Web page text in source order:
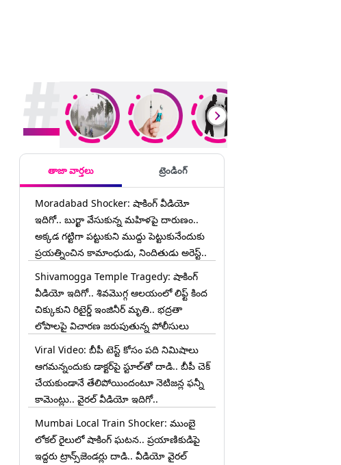
తాజా వార్తలు ట్రెండింగ్
Moradabad Shocker: షాకింగ్ వీడియో
ఇదిగో.. బుర్ఖా వేసుకున్న మహిళపై దారుణం..
అక్కడ గట్టిగా పట్టుకుని ముద్దు పెట్టుకునేందుకు
ప్రయత్నించిన కామాంధుడు, నిందితుడు అరెస్ట్..
Shivamogga Temple Tragedy: షాకింగ్
వీడియో ఇదిగో.. శివమొగ్గ ఆలయంలో లిఫ్ట్ కింద
చిక్కుకుని రిటైర్డ్ ఇంజినీర్ మృతి.. భద్రతా
లోపాలపై విచారణ జరుపుతున్న పోలీసులు
Viral Video: బీపీ టెస్ట్‌ కోసం పది నిమిషాలు
ఆగమన్నందుకు డాక్టర్‌పై స్టూల్‌తో దాడి.. బీపీ చెక్
చేయకుండానే తేలిపోయిందంటూ నెటిజన్ల ఫన్నీ
కామెంట్లు.. వైరల్ వీడియో ఇదిగో..
Mumbai Local Train Shocker: ముంబై
లోకల్ రైలులో షాకింగ్ ఘటన.. ప్రయాణికుడిపై
ఇద్దరు ట్రాన్స్‌జెండర్లు దాడి.. వీడియో వైరల్